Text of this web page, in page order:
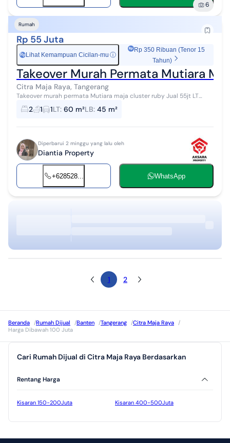
6
Rumah
Rp 55 Juta
Rp Lihat Kemampuan Cicilan-mu ⓘ
Rp 350 Ribuan (Tenor 15
Tahun)
Takeover Murah Permata Mutiara
Citra Maja Raya, Tangerang
Takeover murah permata Mutiara maja cluster ruby Jual 55jt LT
60m LB 45m Sudah full renovasi Cicilan 2,178,000 Tenor 25 tahun
Sudah masuk 80 bul...
2 1 1LT: 60 m²LB: 45 m²
Diperbarui 2 minggu yang lalu oleh
Diantia Property
+628528... WhatsApp
1 2
Beranda /Rumah Dijual /Banten /Tangerang /Citra Maja Raya
/
Harga Dibawah 100 Juta
Cari Rumah Dijual di Citra Maja Raya Berdasarkan
Rentang Harga
Kisaran 150-200Juta Kisaran 400-500Juta